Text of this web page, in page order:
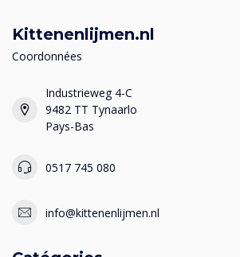
Kittenenlijmen.nl
Coordonnées
Industrieweg 4-C
9482 TT Tynaarlo
Pays-Bas
0517 745 080
info@kittenenlijmen.nl